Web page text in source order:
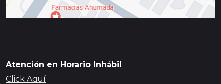
Atención en Horario Inhábil
Click Aquí